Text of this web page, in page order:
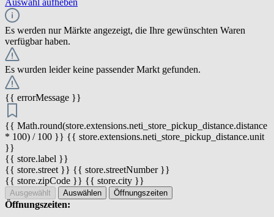
Auswahl aufheben
Es werden nur Märkte angezeigt, die Ihre gewünschten Waren
verfügbar haben.
Es wurden leider keine passender Markt gefunden.
{{ errorMessage }}
{{ Math.round(store.extensions.neti_store_pickup_distance.distance
* 100) / 100 }} {{ store.extensions.neti_store_pickup_distance.unit
}}
{{ store.label }}
{{ store.street }} {{ store.streetNumber }}
{{ store.zipCode }} {{ store.city }}
Ausgewählt Auswählen Öffnungszeiten
Öffnungszeiten: